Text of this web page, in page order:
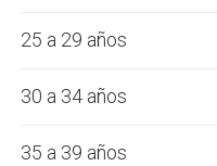
25 a 29 años
30 a 34 años
35 a 39 años